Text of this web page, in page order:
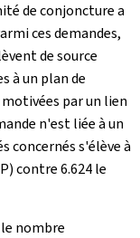
de conjoncture a
ces demandes,
de source
à un plan de
par un lien
n'est liée à un
concernés s'élève à
contre 6.624 le
nombre